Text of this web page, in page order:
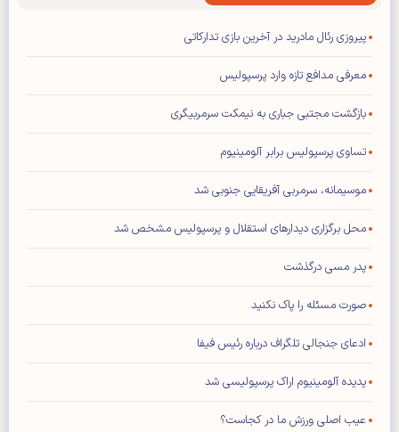
پیروزی رئال مادرید در آخرین بازی تدارکاتی
معرفی مدافع تازه وارد پرسپولیس
بازگشت مجتبی جباری به نیمکت سرمربیگری
تساوی پرسپولیس برابر آلومینیوم
موسیمانه، سرمربی آفریقایی جنوبی شد
محل برگزاری دیدار‌های استقلال و پرسپولیس مشخص شد
پدر مسی درگذشت
صورت مسئله را پاک نکنید
ادعای جنجالی تلگراف درباره رئیس فیفا
پدیده آلومینیوم اراک پرسپولیسی شد
عیب اصلی ورزش ما در کجاست؟